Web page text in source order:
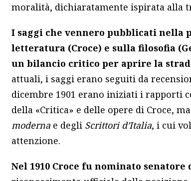
moralità, dichiaratamente ispirata alla
I saggi che vennero pubblicati
letteratura (Croce) e sulla filosofia
un bilancio critico per aprire la
attuali, i saggi erano seguiti da
dicembre 1901 erano iniziati i rapporti
della «Critica» e delle opere di Croce,
moderna e degli Scrittori d’Italia, i cui
attenzione.
Nel 1910 Croce fu nominato senatore